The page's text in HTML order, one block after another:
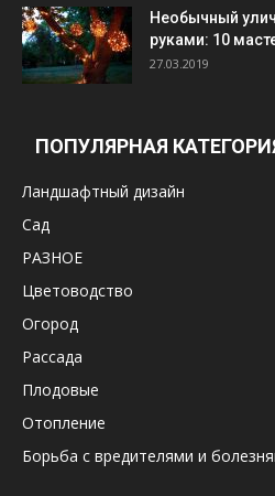
Необычный
руками: 10
27.03.2019
ПОПУЛЯРНАЯ
Ландшафтный дизайн
Сад
РАЗНОЕ
Цветоводство
Огород
Рассада
Плодовые
Отопление
Борьба с вредителями и